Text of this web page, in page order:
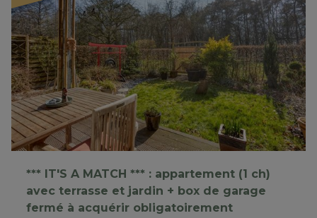
*** IT'S A MATCH *** : appartement (1 ch)
avec terrasse et jardin + box de garage
fermé à acquérir obligatoirement